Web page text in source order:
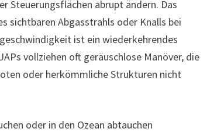
Steuerungsflächen abrupt ändern. Das
sichtbaren Abgasstrahls oder Knalls bei
ist ein wiederkehrendes
vollziehen oft geräuschlose Manöver, die
oder herkömmliche Strukturen nicht
oder in den Ozean abtauchen